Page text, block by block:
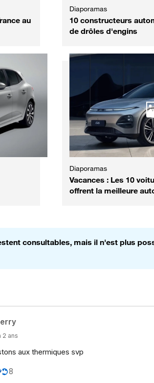
au
Diaporamas
10 constructeurs
de drôles d'engins
Diaporamas
Vacances : Les 10
offrent la meilleure
consultables, mais il n'est plus